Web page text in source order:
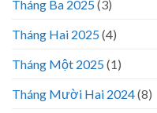
Tháng Ba 2025(3)
Tháng Hai 2025(4)
Tháng Một 2025(1)
Tháng Mười Hai 2024(8)